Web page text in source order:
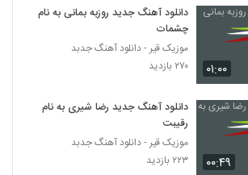
بوم
دانلود آهنگ جدید و زیبای امیر باغبان با نام
تقدیر
Fadavi Dastat Doore)
۲۰۲ بازدید
۰۱:۰۰
دانلود آهنگ جدید روزبه بمانی به نام
چشمات
موزیک قیر - دانلود آهنگ جدبد
۲۷۰ بازدید
۰۰:۴۹
دانلود آهنگ جدید رضا شیری به نام
رقیبت
موزیک قیر - دانلود آهنگ جدبد
۲۲۳ بازدید